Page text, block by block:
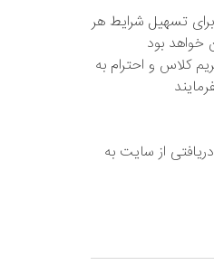
تسهیل شرایط هر
خواهد بود
کلاس و احترام به
از سایت به